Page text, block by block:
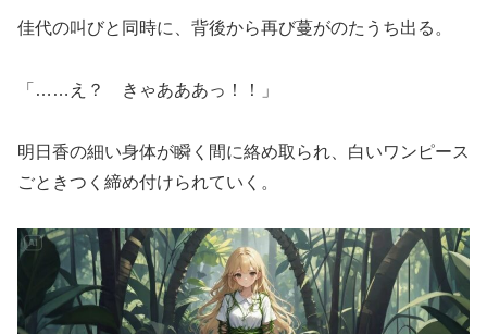
佳代の叫びと同時に、背後から再び蔓がのたうち出る。
「……え？ きゃあああっ！！」
明日香の細い身体が瞬く間に絡め取られ、白いワンピース
ごときつく締め付けられていく。